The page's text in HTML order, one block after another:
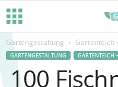
Gartengestaltung Gartenteich
GARTENGESTALTUNG GARTENTEICH
100